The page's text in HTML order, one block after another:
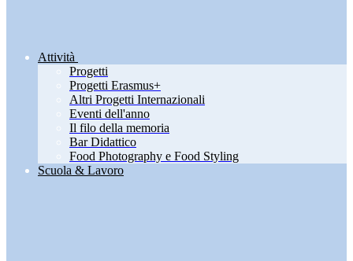
Attività
Progetti
Progetti Erasmus+
Altri Progetti Internazionali
Eventi dell'anno
Il filo della memoria
Bar Didattico
Food Photography e Food Styling
Scuola & Lavoro